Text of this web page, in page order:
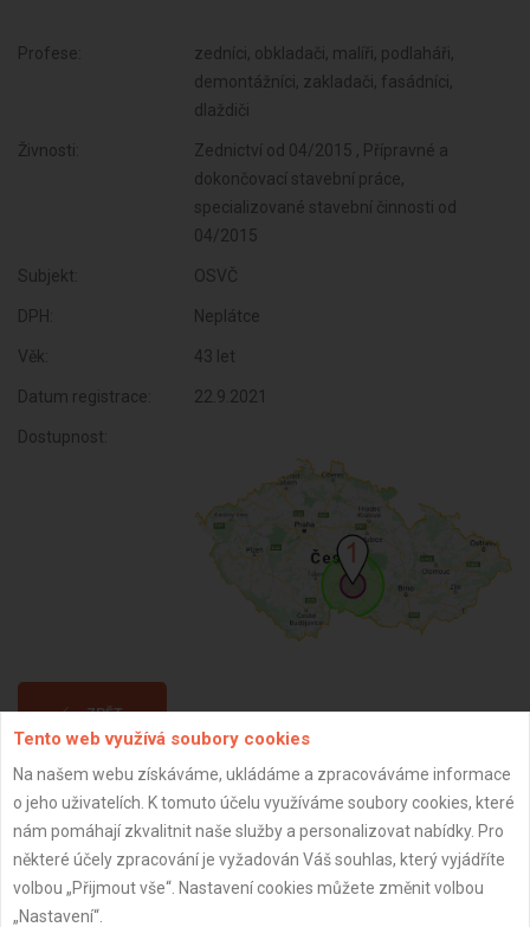
Profese:
zedníci, obkladači, malíři, podlaháři,
demontážníci, zakladači, fasádníci,
dlaždiči
Živnosti:
Zednictví od 04/2015 , Přípravné a
dokončovací stavební práce,
specializované stavební činnosti od
04/2015
Subjekt: OSVČ
DPH: Neplátce
Věk: 43 let
Datum registrace: 22.9.2021
Dostupnost:
ZPĚT
Aktualizováno z portálu ARES dne 02.12.2024 13:45:06
Tento web využívá soubory cookies
Na našem webu získáváme, ukládáme a zpracováváme informace
o jeho uživatelích. K tomuto účelu využíváme soubory cookies, které
nám pomáhají zkvalitnit naše služby a personalizovat nabídky. Pro
některé účely zpracování je vyžadován Váš souhlas, který vyjádříte
volbou „Přijmout vše“. Nastavení cookies můžete změnit volbou
„Nastavení“.